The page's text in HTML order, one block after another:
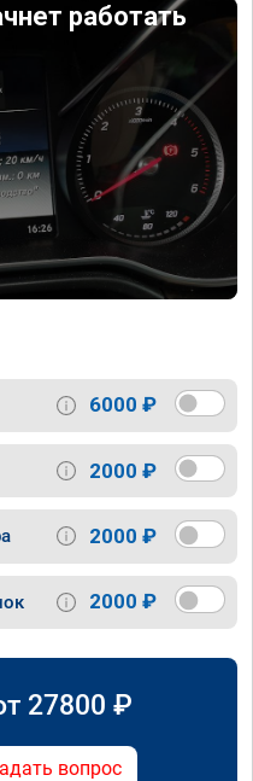
работать
6000 ₽
2000 ₽
2000 ₽
2000 ₽
27800 ₽
вопрос